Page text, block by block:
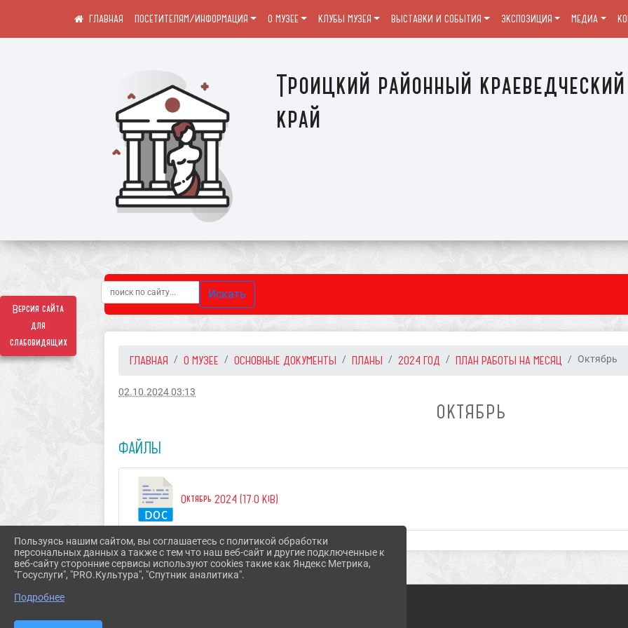
Версия сайта
для
слабовидящих
Троицкий районный
край
ПОСЕТИТЕЛЯМ/ИНФОРМАЦИЯ О МУЗЕЕ КЛУБЫ МУЗЕЯ ВЫСТАВКИ И СОБЫТИЯ ЭКСПОЗИЦИЯ МЕДИА
Искать
ГЛАВНАЯ О МУЗЕЕ ОСНОВНЫЕ ДОКУМЕНТЫ ПЛАНЫ 2024 ГОД ПЛАН РАБОТЫ НА МЕСЯЦ Октябрь
02.10.2024 03:13
ОКТЯБРЬ
ФАЙЛЫ
Октябрь 2024 (17.0 KiB)
Пользуясь нашим сайтом, вы соглашаетесь с политикой обработки
персональных данных а также с тем что наш веб-сайт и другие подключенные к
веб-сайту сторонние сервисы используют cookies такие как Яндекс Метрика,
"Госуслуги", "PRO.Культура", "Спутник аналитика".
Подробнее